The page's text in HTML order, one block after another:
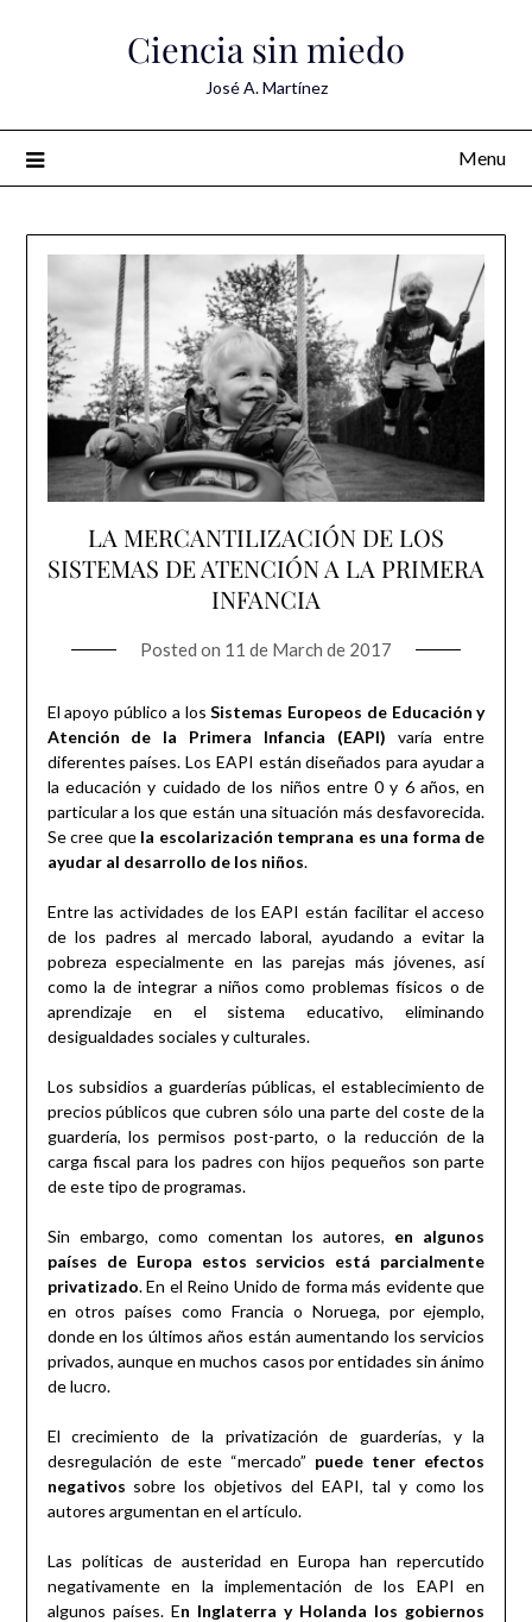
Ciencia sin miedo
José A. Martínez
Menu
LA MERCANTILIZACIÓN DE LOS
SISTEMAS DE ATENCIÓN A LA PRIMERA
INFANCIA
Posted on 11 de March de 2017
El apoyo público a losSistemas Europeos de Educación y
Atención de la Primera Infancia (EAPI) varía entre
diferentes países. Los EAPI están diseñados para ayudar a
la educación y cuidado de los niños entre 0 y 6 años, en
particular a los que están una situación más desfavorecida.
Se cree quela escolarización temprana es una forma de
ayudar al desarrollo de los niños.
Entre las actividades de los EAPI están facilitar el acceso
de los padres al mercado laboral, ayudando a evitar la
pobreza especialmente en las parejas más jóvenes, así
como la de integrar a niños como problemas físicos o de
aprendizaje en el sistema educativo, eliminando
desigualdades sociales y culturales.
Los subsidios a guarderías públicas, el establecimiento de
precios públicos que cubren sólo una parte del coste de la
guardería, los permisos post-parto, o la reducción de la
carga fiscal para los padres con hijos pequeños son parte
de este tipo de programas.
Sin embargo, como comentan los autores, en algunos
países de Europa estos servicios está parcialmente
privatizado. En el Reino Unido de forma más evidente que
en otros países como Francia o Noruega, por ejemplo,
donde en los últimos años están aumentando los servicios
privados, aunque en muchos casos por entidades sin ánimo
de lucro.
El crecimiento de la privatización de guarderías, y la
desregulación de este “mercado” puede tener efectos
negativos sobre los objetivos del EAPI, tal y como los
autores argumentan en el artículo.
Las políticas de austeridad en Europa han repercutido
negativamente en la implementación de los EAPI en
algunos países. En Inglaterra y Holanda los gobiernos